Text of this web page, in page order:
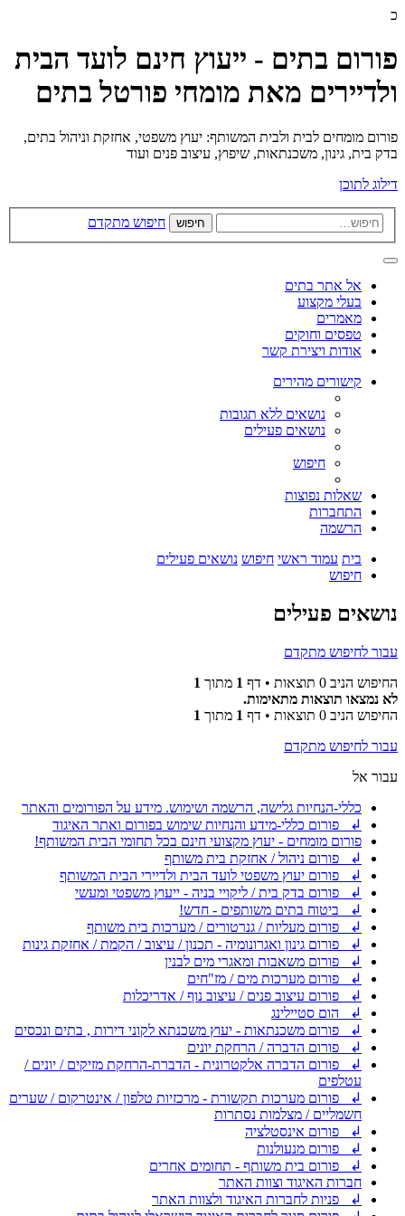
כ
פורום בתים - ייעוץ חינם לועד הבית
ולדיירים מאת מומחי פורטל בתים
פורום מומחים לבית ולבית המשותף: יעוץ משפטי, אחזקת וניהול בתים,
בדק בית, גינון, משכנתאות, שיפוץ, עיצוב פנים ועוד
דילוג לתוכן
חיפוש חיפוש מתקדם
אל אתר בתים
בעלי מקצוע
מאמרים
טפסים וחוקים
אודות ויצירת קשר
קישורים מהירים
נושאים ללא תגובות
נושאים פעילים
חיפוש
שאלות נפוצות
התחברות
הרשמה
בית עמוד ראשי חיפוש נושאים פעילים
חיפוש
נושאים פעילים
עבור לחיפוש מתקדם
החיפוש הניב 0 תוצאות • דף
1 מתוך 1
לא נמצאו תוצאות מתאימות.
החיפוש הניב 0 תוצאות • דף
1 מתוך 1
עבור לחיפוש מתקדם
עבור אל
כללי-הנחיות גלישה, הרשמה ושימוש. מידע על הפורומים והאתר
↲ פורום כללי-מידע והנחיות שימוש בפורום ואתר האיגוד
פורום מומחים - יעוץ מקצועי חינם בכל תחומי הבית המשותף!
↲ פורום ניהול / אחזקת בית משותף
↲ פורום יעוץ משפטי לועד הבית ולדיירי הבית המשותף
↲ פורום בדק בית / ליקויי בניה - ייעוץ משפטי ומעשי
↲ ביטוח בתים משותפים - חדש!
↲ פורום מעליות / גנרטורים / מערכות בית משותף
↲ פורום גינון ואגרונומיה - תכנון / עיצוב / הקמת / אחזקת גינות
↲ פורום משאבות ומאגרי מים לבנין
↲ פורום מערכות מים / מז"חים
↲ פורום עיצוב פנים / עיצוב נוף / אדריכלות
↲ הום סטיילינג
↲ פורום משכנתאות - יעוץ משכנתא לקוני דירות , בתים ונכסים
↲ פורום הדברה / הרחקת יונים
↲ פורום הדברה אלקטרונית - הדברת-הרחקת מזיקים / יונים /
עטלפים
↲ פורום מערכות תקשורת - מרכזיות טלפון / אינטרקום / שערים
חשמליים / מצלמות נסתרות
↲ פורום אינסטלציה
↲ פורום מנעולנות
↲ פורום בית משותף - תחומים אחרים
חברות האיגוד וצוות האתר
↲ פניות לחברות האיגוד ולצוות האתר